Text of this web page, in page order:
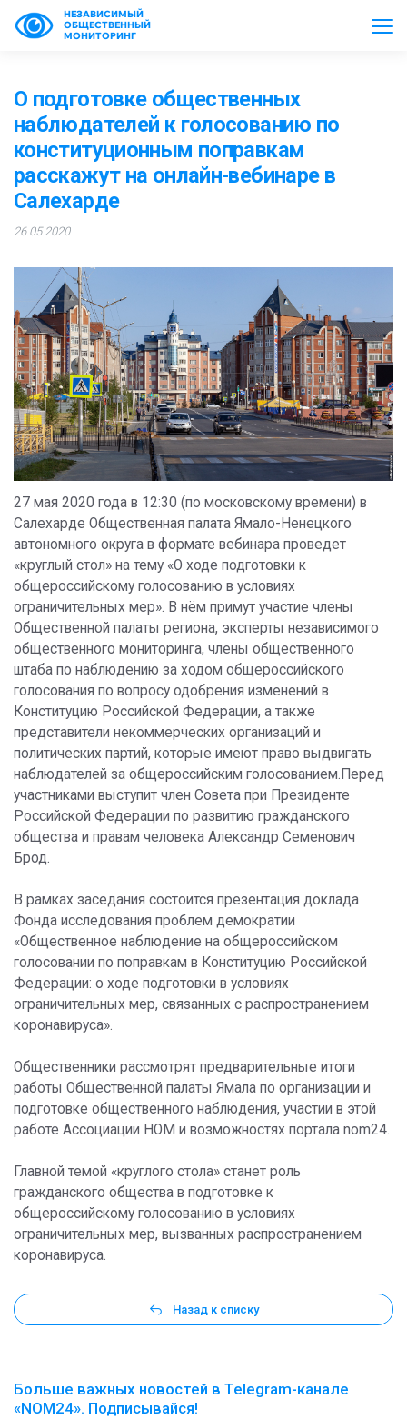
НЕЗАВИСИМЫЙ
ОБЩЕСТВЕННЫЙ
МОНИТОРИНГ
О подготовке общественных
наблюдателей к голосованию по
конституционным поправкам
расскажут на онлайн-вебинаре в
Салехарде
26.05.2020
27 мая 2020 года в 12:30 (по московскому времени) в
Салехарде Общественная палата Ямало-Ненецкого
автономного округа в формате вебинара проведет
«круглый стол» на тему «О ходе подготовки к
общероссийскому голосованию в условиях
ограничительных мер». В нём примут участие члены
Общественной палаты региона, эксперты независимого
общественного мониторинга, члены общественного
штаба по наблюдению за ходом общероссийского
голосования по вопросу одобрения изменений в
Конституцию Российской Федерации, а также
представители некоммерческих организаций и
политических партий, которые имеют право выдвигать
наблюдателей за общероссийским голосованием.Перед
участниками выступит член Совета при Президенте
Российской Федерации по развитию гражданского
общества и правам человека Александр Семенович
Брод.
В рамках заседания состоится презентация доклада
Фонда исследования проблем демократии
«Общественное наблюдение на общероссийском
голосовании по поправкам в Конституцию Российской
Федерации: о ходе подготовки в условиях
ограничительных мер, связанных с распространением
коронавируса».
Общественники рассмотрят предварительные итоги
работы Общественной палаты Ямала по организации и
подготовке общественного наблюдения, участии в этой
работе Ассоциации НОМ и возможностях портала nom24.
Главной темой «круглого стола» станет роль
гражданского общества в подготовке к
общероссийскому голосованию в условиях
ограничительных мер, вызванных распространением
коронавируса.
Назад к списку
Больше важных новостей в Telegram-канале
«NOM24». Подписывайся!